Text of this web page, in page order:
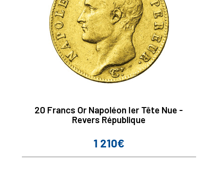
20 Francs Or Napoléon Ier Tête Nue -
Revers République
Prix
1 210€